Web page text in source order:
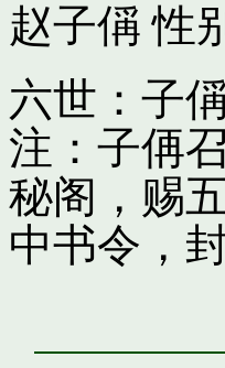
赵子偁 性
六世：子
注：子侢
秘阁，赐
中书令，